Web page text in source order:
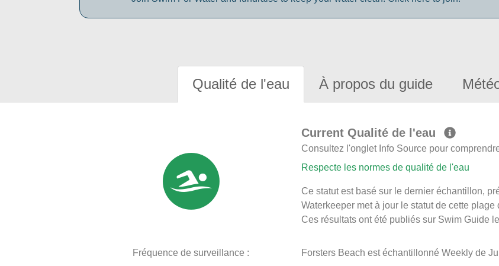
Qualité de l'eau À propos du guide
Current Qualité de l'eau
Consultez l'onglet Info Source pour
Respecte les normes de qualité de l'eau
Ce statut est basé sur le dernier échantillon,
Waterkeeper met à jour le statut de cette
Ces résultats ont été publiés sur Swim Guide
Fréquence de surveillance : Forsters Beach est échantillonné Weekly de